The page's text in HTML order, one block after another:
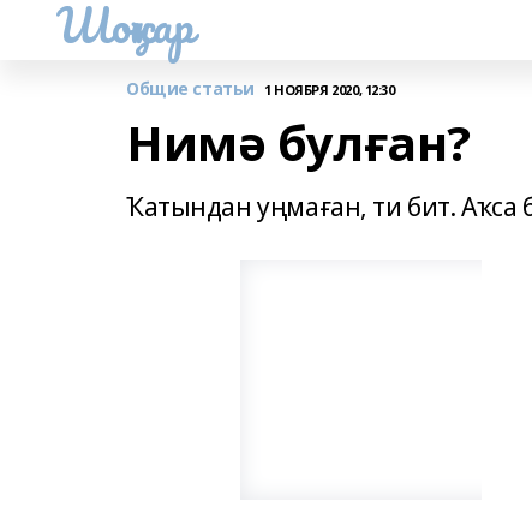
Шоңҡар
Общие статьи 1 НОЯБРЯ 2020, 12:30
Нимә булған?
Ҡатындан уңмаған, ти бит. Аҡса